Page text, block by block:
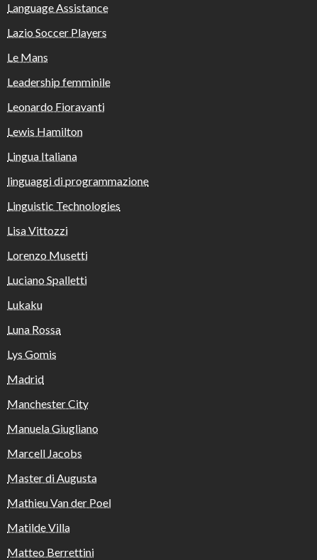
Language Assistance
Lazio Soccer Players
Le Mans
Leadership femminile
Leonardo Fioravanti
Lewis Hamilton
Lingua Italiana
linguaggi di programmazione
Linguistic Technologies
Lisa Vittozzi
Lorenzo Musetti
Luciano Spalletti
Lukaku
Luna Rossa
Lys Gomis
Madrid
Manchester City
Manuela Giugliano
Marcell Jacobs
Master di Augusta
Mathieu Van der Poel
Matilde Villa
Matteo Berrettini